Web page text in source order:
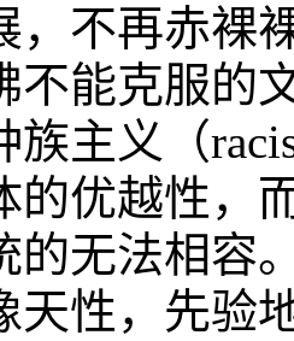
，不再赤裸
不能克服的
族主义（
的优越性，
的无法相容
天性，先验